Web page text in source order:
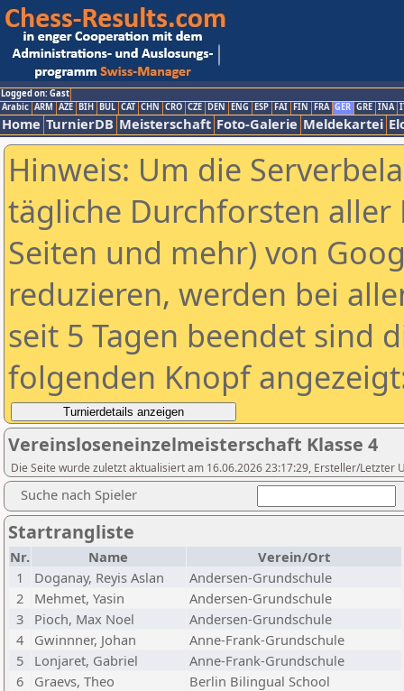
Logged on: Gast
Arabic ARM AZE BIH BUL CAT CHN CRO CZE DEN ENG ESP FAI FIN FRA GER GRE INA
Home TurnierDB Meisterschaft Foto-Galerie Meldekartei
Hinweis: Um die
tägliche Durchforsten aller
Seiten und mehr) von
reduzieren, werden bei
seit 5 Tagen beendet sind
folgenden Knopf
Vereinsloseneinzelmeisterschaft Klasse 4
Die Seite wurde zuletzt aktualisiert am 16.06.2026 23:17:29, Ersteller/Letzter
Suche nach Spieler
Startrangliste
Nr. Name
Verein/Ort
1
Doganay, Reyis Aslan
Andersen-Grundschule
2
Mehmet, Yasin
Andersen-Grundschule
3
Pioch, Max Noel
Andersen-Grundschule
4
Gwinnner, Johan
Anne-Frank-Grundschule
5
Lonjaret, Gabriel
Anne-Frank-Grundschule
6
Graevs, Theo
Berlin Bilingual School